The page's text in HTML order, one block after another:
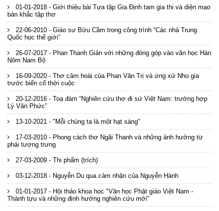
01-01-2018 - Giới thiệu bài Tựa tập Gia Định tam gia thi và diện mạo
bản khắc tập thơ
22-06-2010 - Giáo sư Bửu Cầm trong công trình “Các nhà Trung
Quốc học thế giới”
26-07-2017 - Phan Thanh Giản với những đóng góp vào văn học Hán
Nôm Nam Bộ
16-09-2020 - Thơ cảm hoài của Phan Văn Trị và ứng xử Nho gia
trước biến cố thời cuộc
20-12-2016 - Toạ đàm “Nghiên cứu thơ đi sứ Việt Nam: trường hợp
Lý Văn Phức”
13-10-2021 - "Mỗi chúng ta là một hạt sáng"
17-03-2010 - Phong cách thơ Ngãi Thanh và những ảnh hưởng từ
phái tượng trưng
27-03-2009 - Thi phẩm (trích)
03-12-2018 - Nguyễn Du qua cảm nhận của Nguyễn Hành
01-01-2017 - Hội thảo khoa học "Văn học Phật giáo Việt Nam -
Thành tựu và những định hướng nghiên cứu mới"